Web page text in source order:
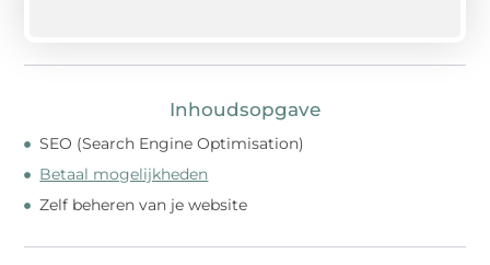
Inhoudsopgave
SEO (Search Engine Optimisation)
Betaal mogelijkheden
Zelf beheren van je website